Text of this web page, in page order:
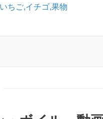
いちご,イチゴ,果物